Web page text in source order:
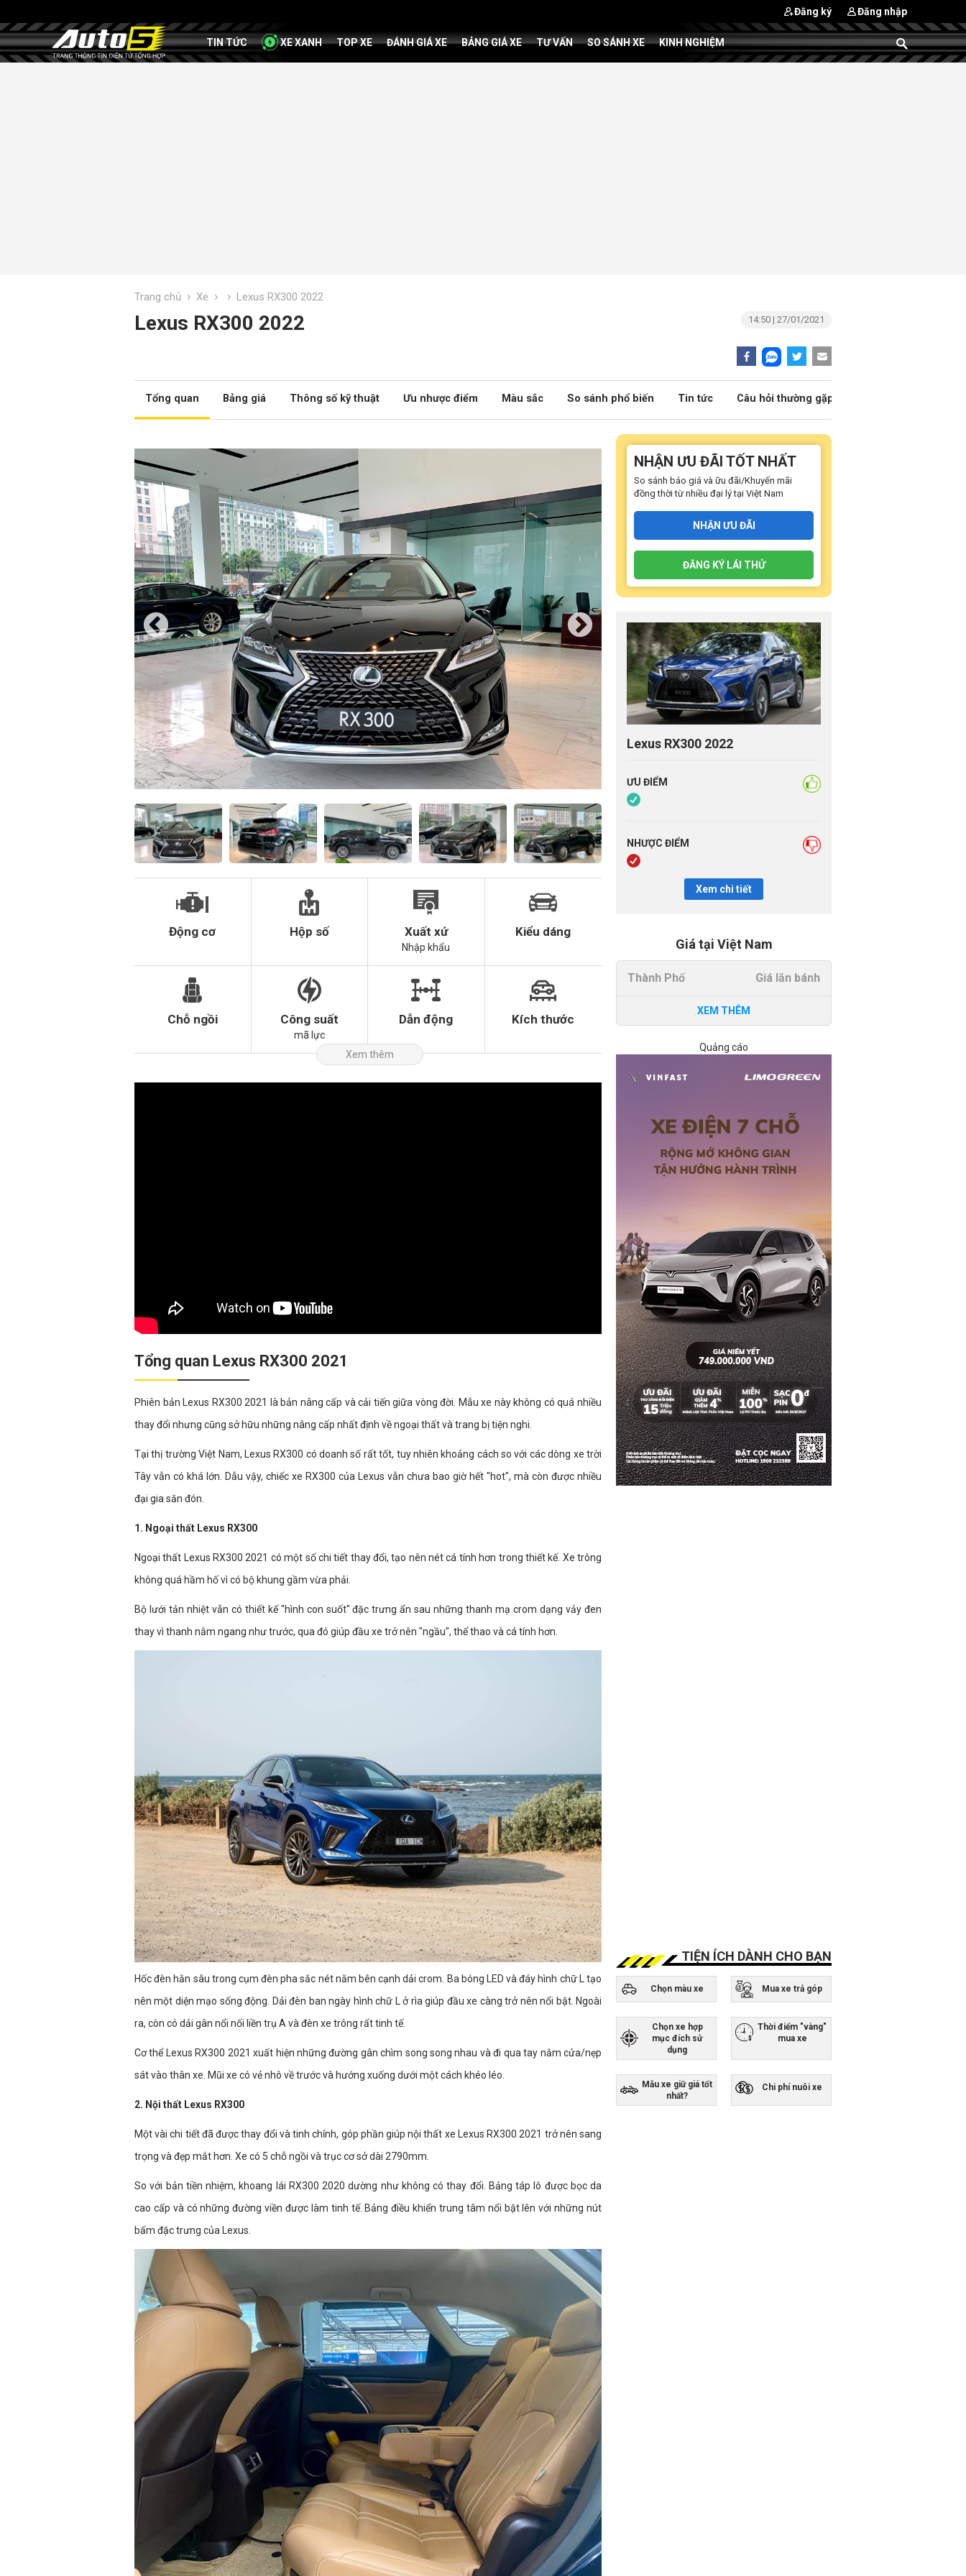
Đăng ký Đăng nhập
TIN TỨC XE XANH TOP XE ĐÁNH GIÁ XE BẢNG GIÁ XE TƯ VẤN SO SÁNH XE KINH NGHIỆM
Trang chủ › Xe › › Lexus RX300 2022
Lexus RX300 2022 14:50 | 27/01/2021
Tổng quan Bảng giá Thông số kỹ thuật Ưu nhược điểm Màu sắc So sánh phổ biến Tin tức Câu hỏi thường gặp
Động cơ Hộp số Xuất xứ
Nhập khẩu
Kiểu dáng
Chỗ ngồi Công suất
mã lực
Dẫn động Kích thước
Xem thêm
Tổng quan Lexus RX300 2021
Phiên bản Lexus RX300 2021 là bản nâng cấp và cải tiến giữa vòng đời. Mẫu xe này không có quá nhiều
thay đổi nhưng cũng sở hữu những nâng cấp nhất định về ngoại thất và trang bị tiện nghi.
Tại thị trường Việt Nam, Lexus RX300 có doanh số rất tốt, tuy nhiên khoảng cách so với các dòng xe trời
Tây vẫn có khá lớn. Dẫu vậy, chiếc xe RX300 của Lexus vẫn chưa bao giờ hết "hot", mà còn được nhiều
đại gia săn đón.
1. Ngoại thất Lexus RX300
Ngoại thất Lexus RX300 2021 có một số chi tiết thay đổi, tạo nên nét cá tính hơn trong thiết kế. Xe trông
không quá hầm hố vì có bộ khung gầm vừa phải.
Bộ lưới tản nhiệt vẫn có thiết kế "hình con suốt" đặc trưng ẩn sau những thanh mạ crom dạng vảy đen
thay vì thanh nằm ngang như trước, qua đó giúp đầu xe trở nên "ngầu", thể thao và cá tính hơn.
Hốc đèn hằn sâu trong cụm đèn pha sắc nét nằm bên cạnh dải crom. Ba bóng LED và đáy hình chữ L tạo
nên một diện mạo sống động. Dải đèn ban ngày hình chữ L ở rìa giúp đầu xe càng trở nên nổi bật. Ngoài
ra, còn có dải gân nổi nối liền trụ A và đèn xe trông rất tinh tế.
Cơ thể Lexus RX300 2021 xuất hiện những đường gân chìm song song nhau và đi qua tay nắm cửa/nẹp
sát vào thân xe. Mũi xe có vẻ nhô về trước và hướng xuống dưới một cách khéo léo.
2. Nội thất Lexus RX300
Một vài chi tiết đã được thay đổi và tinh chỉnh, góp phần giúp nội thất xe Lexus RX300 2021 trở nên sang
trọng và đẹp mắt hơn. Xe có 5 chỗ ngồi và trục cơ sở dài 2790mm.
So với bản tiền nhiệm, khoang lái RX300 2020 dường như không có thay đổi. Bảng táp lô được bọc da
cao cấp và có những đường viền được làm tinh tế. Bảng điều khiển trung tâm nổi bật lên với những nút
bấm đặc trưng của Lexus.
NHẬN ƯU ĐÃI TỐT NHẤT
So sánh báo giá và ữu đãi/Khuyến mãi
đồng thời từ nhiều đại lý tại Việt Nam
NHẬN ƯU ĐÃI
ĐĂNG KÝ LÁI THỬ
Lexus RX300 2022
ƯU ĐIỂM
NHƯỢC ĐIỂM
Xem chi tiết
Giá tại Việt Nam
Thành Phố Giá lăn bánh
XEM THÊM
Quảng cáo
TIỆN ÍCH DÀNH CHO BẠN
Chọn màu xe Mua xe trả góp
Chọn xe hợp
mục đích sử
dụng
Thời điểm "vàng"
mua xe
Mẫu xe giữ giá tốt
nhất?
Chi phí nuôi xe